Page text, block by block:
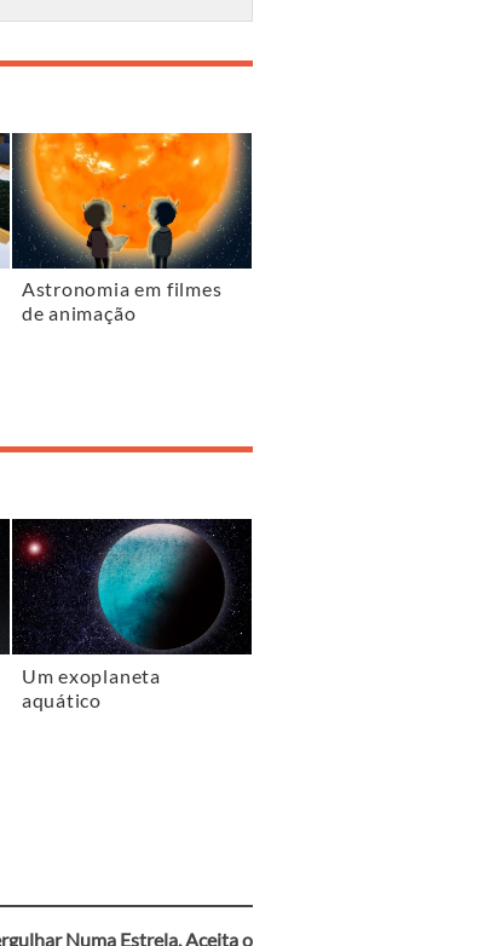
Astronomia em filmes
de animação
Um exoplaneta
aquático
Numa Estrela. Aceita o